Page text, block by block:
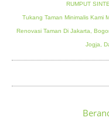
RUMPUT
Tukang Taman Minimalis Kami
Renovasi Taman Di Jakarta,
Jogja,